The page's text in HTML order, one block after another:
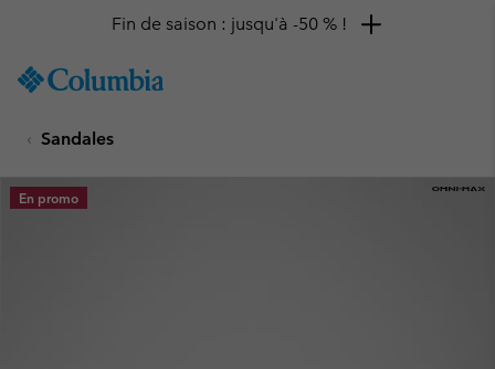
TO
SKIP
MAIN
NAV
Fin de saison : jusqu'à -50 % !
Sandales
En promo